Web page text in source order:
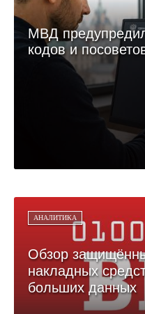
МВД
кодов и
АНАЛИТИКА
Обзор
накладных
больших данных